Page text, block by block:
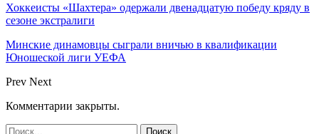
Хоккеисты «Шахтера» одержали двенадцатую победу кряду в
сезоне экстралиги
Минские динамовцы сыграли вничью в квалификации
Юношеской лиги УЕФА
Prev Next
Комментарии закрыты.